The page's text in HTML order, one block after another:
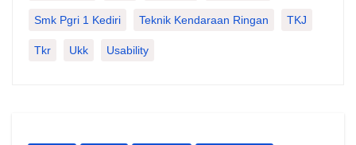
Smk Pgri 1 Kediri Teknik Kendaraan Ringan TKJ
Tkr Ukk Usability